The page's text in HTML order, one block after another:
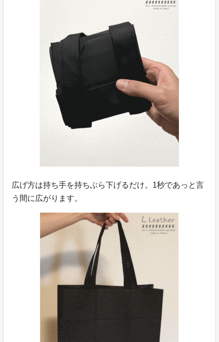
広げ方は持ち手を持ちぶら下げるだけ。1秒であっと言
う間に広がります。